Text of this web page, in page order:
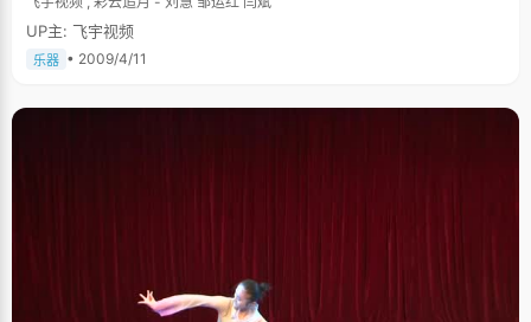
UP主: 飞宇视频
乐器 • 2009/4/11